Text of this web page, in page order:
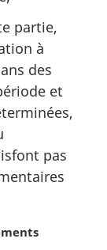
partie,
à
des
et
pas